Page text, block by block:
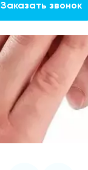
Заказать звонок